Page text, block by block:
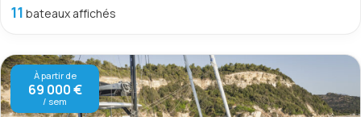
11 bateaux affichés
À partir de
69 000 €
/ sem